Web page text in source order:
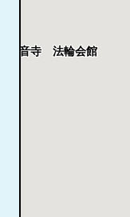
観音寺 法輪会館